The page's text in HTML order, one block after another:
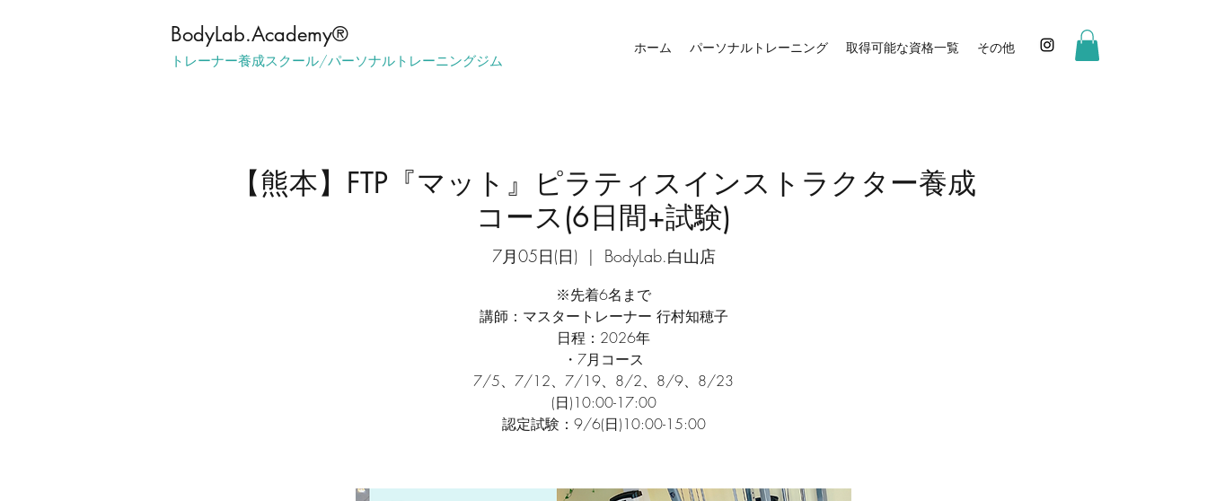
​BodyLab.Academy®︎
トレーナー養成スクール/パーソナルトレーニングジム
ホーム パーソナルトレーニング 取得可能な資格一覧 その他
【熊本】FTP『マット』ピラティスインストラクター養成
コース(6日間+試験)
7月05日(日)
  |
BodyLab.白山店
※先着6名まで
講師：マスタートレーナー 行村知穂子
日程：2026年
・7月コース
7/5、7/12、7/19、8/2、8/9、8/23
(日)10:00-17:00
認定試験：9/6(日)10:00-15:00